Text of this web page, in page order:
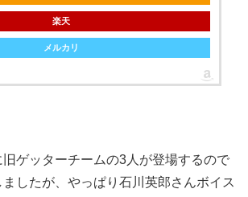
楽天
メルカリ
ゲッターチームの3人が登場するので
したが、やっぱり石川英郎さんボイス